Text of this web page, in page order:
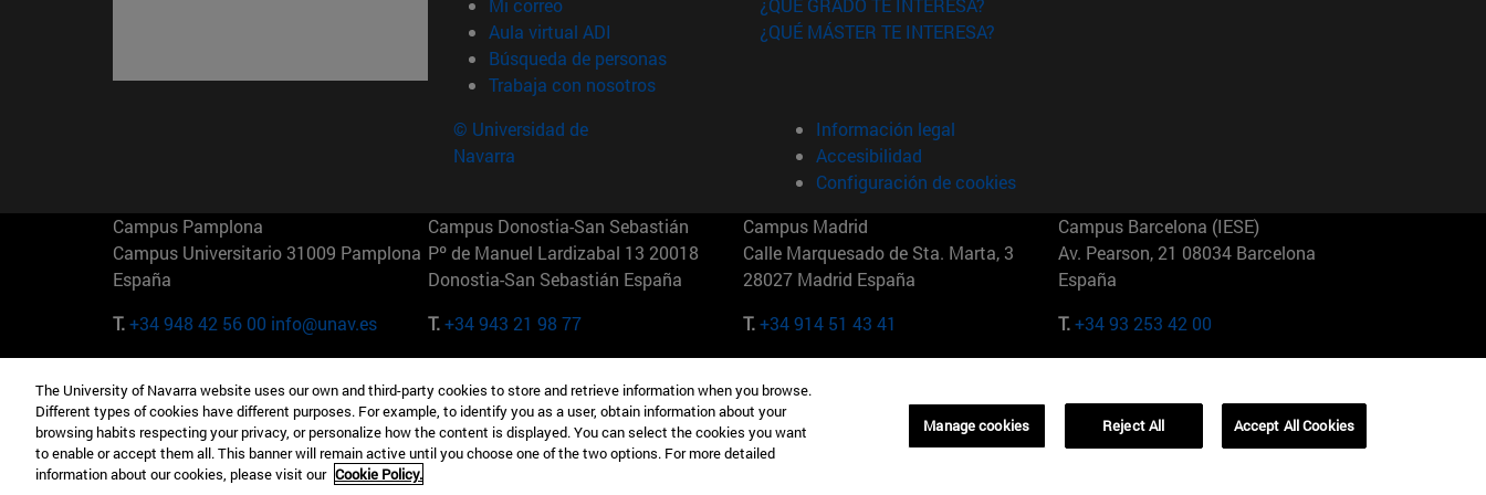
Mi correo
Aula virtual ADI (abre en nueva ventana)
Búsqueda de personas(abre en nueva ventana)
Trabaja con nosotros(abre en nueva ventana)
¿QUÉ GRADO TE INTERESA?
¿QUÉ MÁSTER TE INTERESA?
© Universidad de
Navarra
Información legal
Accesibilidad
Configuración de cookies
Campus Pamplona
Campus Universitario 31009 Pamplona
España
T.+34 948 42 56 00 info@unav.es
Campus Donostia-San Sebastián
Pº de Manuel Lardizabal 13 20018
Donostia-San Sebastián España
T.+34 943 21 98 77
Campus Madrid
Calle Marquesado de Sta. Marta, 3
28027 Madrid España
T.+34 914 51 43 41
Campus Barcelona (IESE)
Av. Pearson, 21 08034 Barcelona
España
T.+34 93 253 42 00
Camino del Cerro Águila 3 28023
Madrid España
T.+34 912 11 30 00
165 W 57th St 10019-2201 Nueva York
EE.UU
T.+1 646 346 8850
Maria-Theresia-Straße 15 81675
Múnich Alemania
T.+49 89 24209790
01321001 Bela Vista Brasil
The University of Navarra website uses our own and third-party cookies to store and retrieve information when you browse.
Different types of cookies have different purposes. For example, to identify you as a user, obtain information about your
browsing habits respecting your privacy, or personalize how the content is displayed. You can select the cookies you want
to enable or accept them all. This banner will remain active until you choose one of the two options. For more detailed
information about our cookies, please visit our Cookie Policy.
Manage cookies Reject All Accept All Cookies